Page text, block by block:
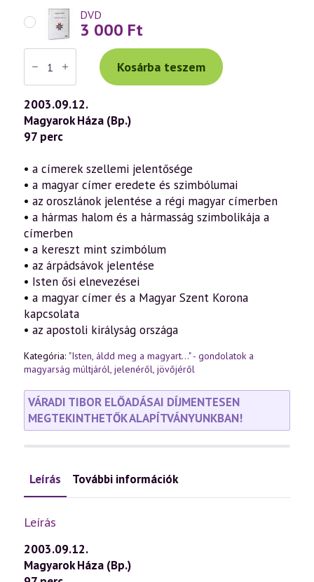
DVD
3 000 Ft
Váradi
Tibor
előadás
(304)
—
„Isten,
áldd
meg
a
16.
rész
(2003.09.12.)
mennyiség
Kosárba teszem
2003.09.12.
Magyarok Háza (Bp.)
97 perc
• a címerek szellemi jelentősége
• a magyar címer eredete és szimbólumai
• az oroszlánok jelentése a régi magyar címerben
• a hármas halom és a hármasság szimbolikája a
címerben
• a kereszt mint szimbólum
• az árpádsávok jelentése
• Isten ősi elnevezései
• a magyar címer és a Magyar Szent Korona
kapcsolata
• az apostoli királyság országa
Kategória: "Isten, áldd meg a magyart..." - gondolatok a
magyarság múltjáról, jelenéről, jövőjéről
VÁRADI TIBOR ELŐADÁSAI DÍJMENTESEN
MEGTEKINTHETŐK ALAPÍTVÁNYUNKBAN!
Leírás További információk
Leírás
2003.09.12.
Magyarok Háza (Bp.)